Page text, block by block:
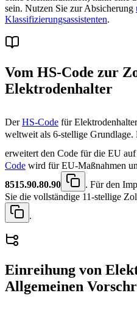
sein. Nutzen Sie zur Absicherung
Klassifizierungsassistenten.
Vom HS-Code zur
Elektrodenhalter
DerHS-Code für
weltweit als 6-stellige Grundlage.
erweitert den Code für die EU auf
Code wird für EU-Maßnahmen
8515.90.80.90
. Für den
Sie die vollständige 11-stellige
.
Einreihung von
Allgemeinen